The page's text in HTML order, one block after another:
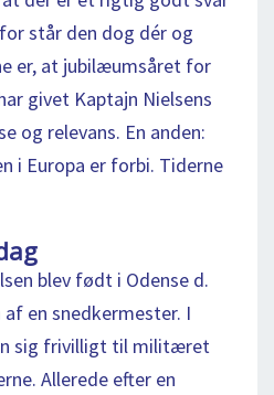
står den dog dér og
er, at jubilæumsåret for
givet Kaptajn Nielsens
og relevans. En anden:
i Europa er forbi. Tiderne
blev født i Odense d.
en snedkermester. I
sig frivilligt til militæret
Allerede efter en